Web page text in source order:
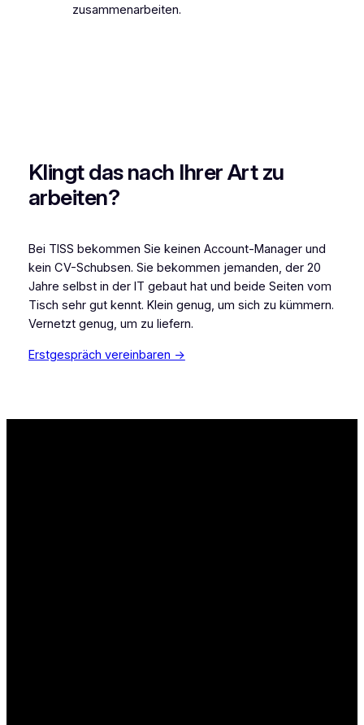
zusammenarbeiten.
Klingt das nach Ihrer Art zu
arbeiten?
Bei TISS bekommen Sie keinen Account-Manager und
kein CV-Schubsen. Sie bekommen jemanden, der 20
Jahre selbst in der IT gebaut hat und beide Seiten vom
Tisch sehr gut kennt. Klein genug, um sich zu kümmern.
Vernetzt genug, um zu liefern.
Erstgespräch vereinbaren →